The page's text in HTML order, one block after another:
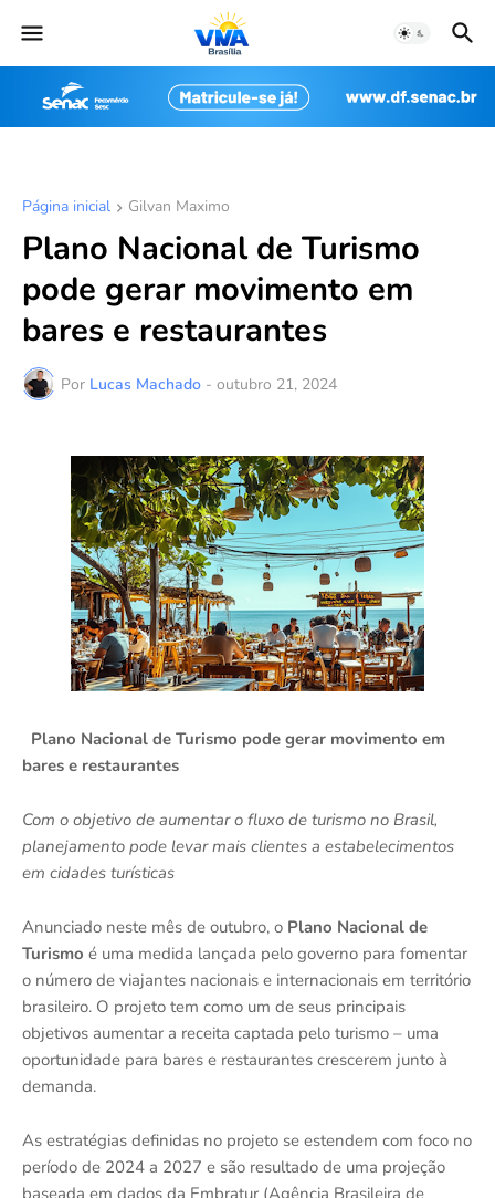
Página inicial Gilvan Maximo
Plano Nacional de Turismo
pode gerar movimento em
bares e restaurantes
Por Lucas Machado - outubro 21, 2024
Plano Nacional de Turismo pode gerar movimento em
bares e restaurantes
Com o objetivo de aumentar o fluxo de turismo no Brasil,
planejamento pode levar mais clientes a estabelecimentos
em cidades turísticas
Anunciado neste mês de outubro, o Plano Nacional de
Turismo é uma medida lançada pelo governo para fomentar
o número de viajantes nacionais e internacionais em território
brasileiro. O projeto tem como um de seus principais
objetivos aumentar a receita captada pelo turismo – uma
oportunidade para bares e restaurantes crescerem junto à
demanda.
As estratégias definidas no projeto se estendem com foco no
período de 2024 a 2027 e são resultado de uma projeção